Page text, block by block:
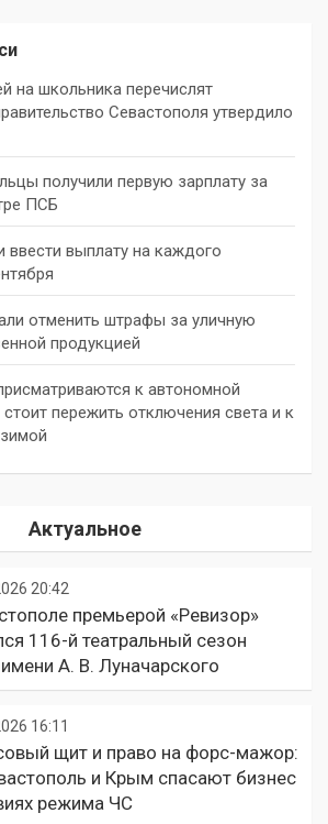
на школьника перечислят
Севастополя утвердило
получили первую зарплату за
ПСБ
выплату на каждого
отменить штрафы за уличную
продукцией
к автономной
стоит пережить отключения света и к
Актуальное
20:42
премьерой «Ревизор»
116-й театральный сезон
имени А. В. Луначарского
16:11
щит и право на форс-мажор:
и Крым спасают бизнес
режима ЧС